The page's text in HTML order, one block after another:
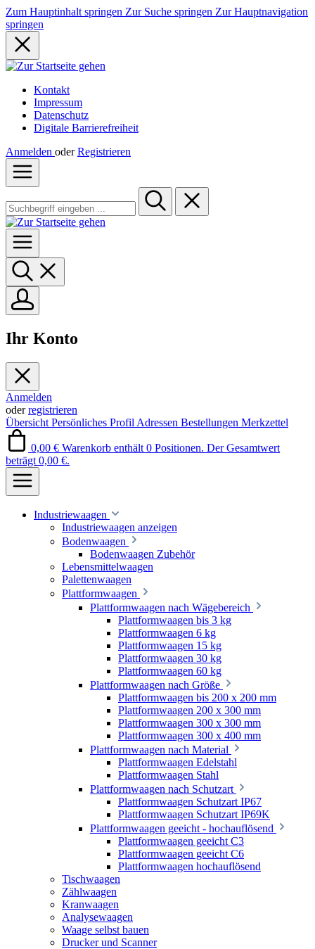
Zum Hauptinhalt springen Zur Suche springen Zur Hauptnavigation
springen
Kontakt
Impressum
Datenschutz
Digitale Barrierefreiheit
Anmelden oder Registrieren
Ihr Konto
Anmelden
oderregistrieren
Übersicht Persönliches Profil Adressen Bestellungen Merkzettel
0,00 € Warenkorb enthält 0 Positionen. Der Gesamtwert
beträgt 0,00 €.
Industriewaagen
Industriewaagen anzeigen
Bodenwaagen
Bodenwaagen Zubehör
Lebensmittelwaagen
Palettenwaagen
Plattformwaagen
Plattformwaagen nach Wägebereich
Plattformwaagen bis 3 kg
Plattformwaagen 6 kg
Plattformwaagen 15 kg
Plattformwaagen 30 kg
Plattformwaagen 60 kg
Plattformwaagen nach Größe
Plattformwaagen bis 200 x 200 mm
Plattformwaagen 200 x 300 mm
Plattformwaagen 300 x 300 mm
Plattformwaagen 300 x 400 mm
Plattformwaagen nach Material
Plattformwaagen Edelstahl
Plattformwaagen Stahl
Plattformwaagen nach Schutzart
Plattformwaagen Schutzart IP67
Plattformwaagen Schutzart IP69K
Plattformwaagen geeicht - hochauflösend
Plattformwaagen geeicht C3
Plattformwaagen geeicht C6
Plattformwaagen hochauflösend
Tischwaagen
Zählwaagen
Kranwaagen
Analysewaagen
Waage selbst bauen
Drucker und Scanner